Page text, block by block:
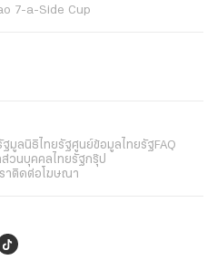
7-a-Side Cup
ฐมูลนิธิไทยรัฐศูนย์ข้อมูลไทยรัฐFAQ
วนบุคคลไทยรัฐกรุ๊ป
าติดต่อโฆษณา